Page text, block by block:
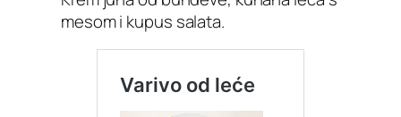
mesom i kupus salata.